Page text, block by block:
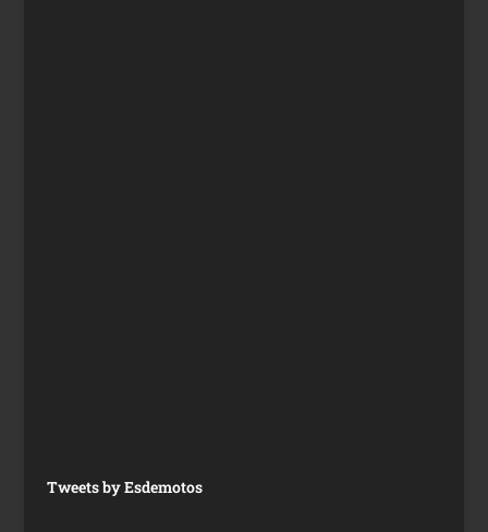
Tweets by Esdemotos